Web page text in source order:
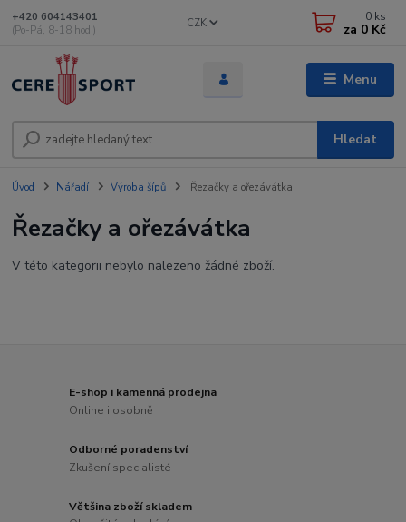
Menu
CZK
Hledat
+420 604143401
(Po-Pá, 8-18 hod.)
0 ks
za 0 Kč
Úvod Nářadí Výroba šípů Řezačky a ořezávátka
Řezačky a ořezávátka
V této kategorii nebylo nalezeno žádné zboží.
E-shop i kamenná prodejna
Online i osobně
Odborné poradenství
Zkušení specialisté
Většina zboží skladem